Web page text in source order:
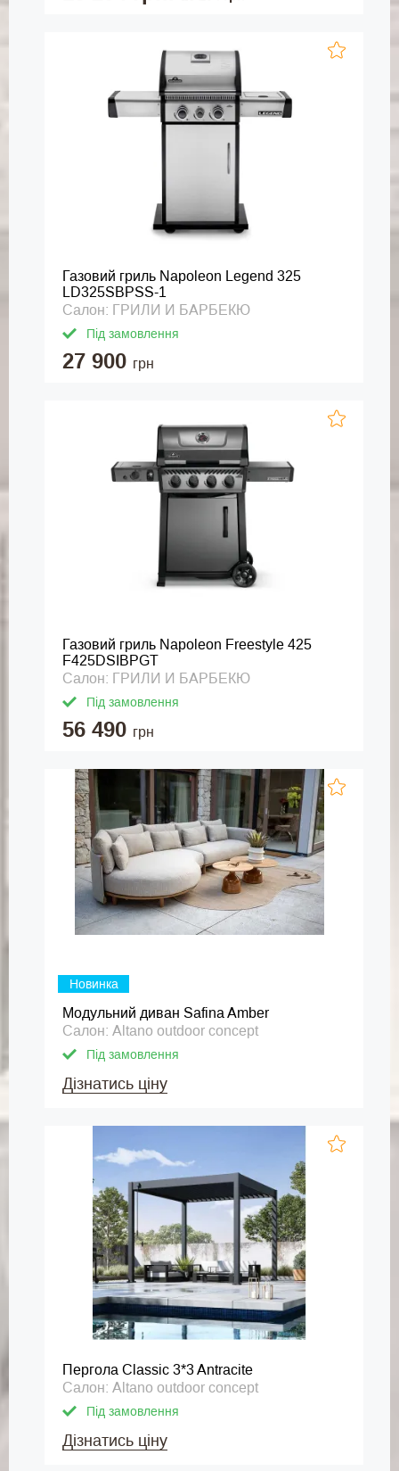
Газовий гриль Napoleon Legend 325
LD325SBPSS-1
Салон: ГРИЛИ И БАРБЕКЮ
Під замовлення
27 900 грн
Газовий гриль Napoleon Freestyle 425
F425DSIBPGT
Салон: ГРИЛИ И БАРБЕКЮ
Під замовлення
56 490 грн
Новинка
Модульний диван Safina Amber
Салон: Altano outdoor concept
Під замовлення
Дізнатись ціну
Пергола Classic 3*3 Antracite
Салон: Altano outdoor concept
Під замовлення
Дізнатись ціну